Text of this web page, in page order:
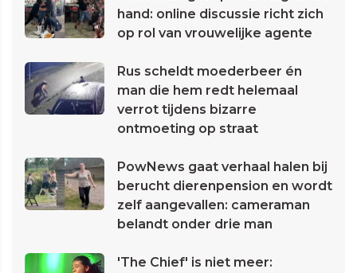
hand: online discussie richt zich
op rol van vrouwelijke agente
Rus scheldt moederbeer én
man die hem redt helemaal
verrot tijdens bizarre
ontmoeting op straat
PowNews gaat verhaal halen bij
berucht dierenpension en wordt
zelf aangevallen: cameraman
belandt onder drie man
'The Chief' is niet meer: